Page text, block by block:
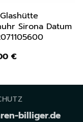
Sirona Datum
€
billiger.de